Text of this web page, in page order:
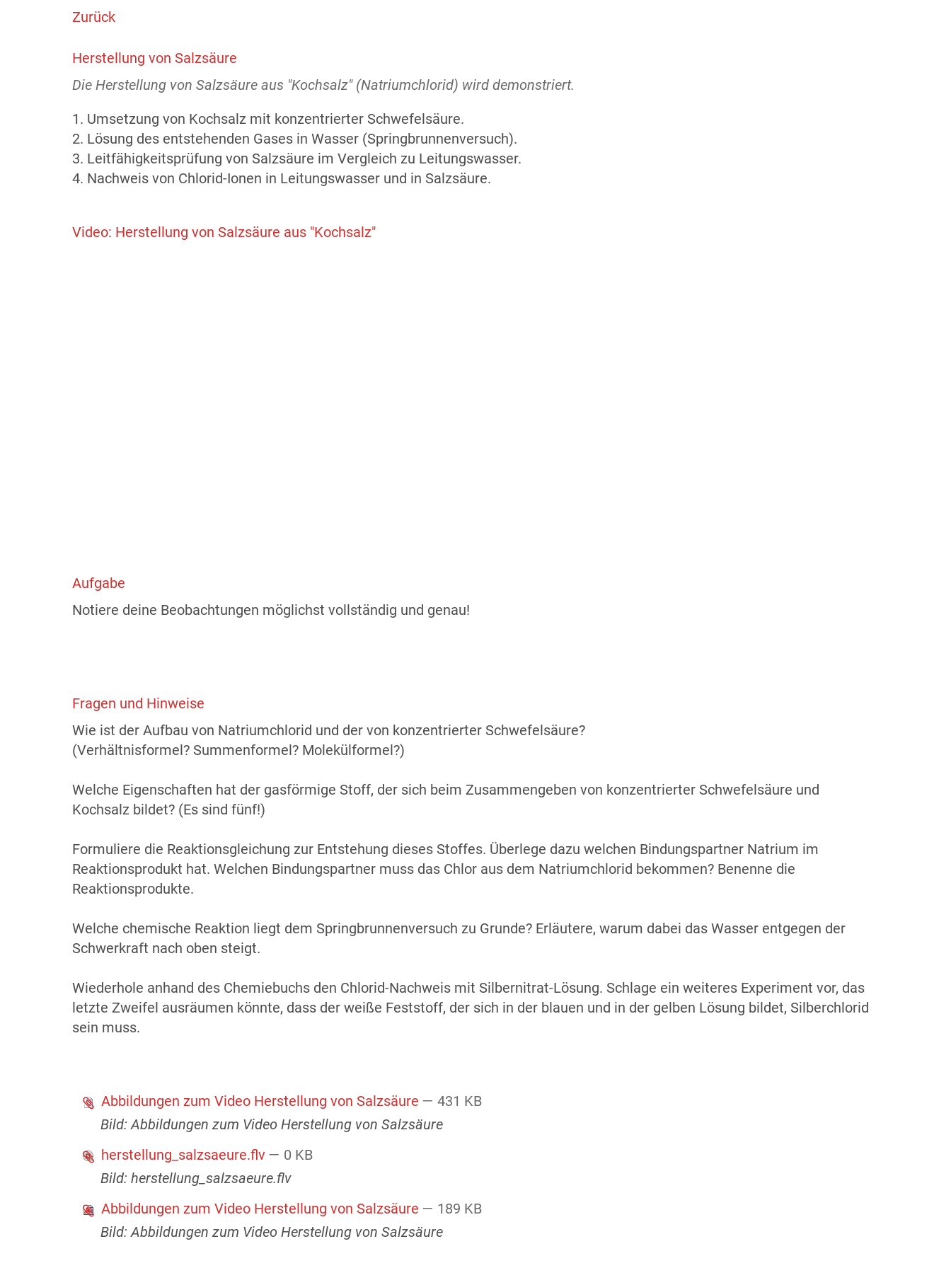
Zurück
Herstellung von Salzsäure
Die Herstellung von Salzsäure aus "Kochsalz" (Natriumchlorid) wird demonstriert.
1. Umsetzung von Kochsalz mit konzentrierter Schwefelsäure.
2. Lösung des entstehenden Gases in Wasser (Springbrunnenversuch).
3. Leitfähigkeitsprüfung von Salzsäure im Vergleich zu Leitungswasser.
4. Nachweis von Chlorid-Ionen in Leitungswasser und in Salzsäure.
Video: Herstellung von Salzsäure aus "Kochsalz"
Aufgabe
Notiere deine Beobachtungen möglichst vollständig und genau!
Fragen und Hinweise
Wie ist der Aufbau von Natriumchlorid und der von konzentrierter Schwefelsäure?
(Verhältnisformel? Summenformel? Molekülformel?)
Welche Eigenschaften hat der gasförmige Stoff, der sich beim Zusammengeben von konzentrierter Schwefelsäure und
Kochsalz bildet? (Es sind fünf!)
Formuliere die Reaktionsgleichung zur Entstehung dieses Stoffes. Überlege dazu welchen Bindungspartner Natrium im
Reaktionsprodukt hat. Welchen Bindungspartner muss das Chlor aus dem Natriumchlorid bekommen? Benenne die
Reaktionsprodukte.
Welche chemische Reaktion liegt dem Springbrunnenversuch zu Grunde? Erläutere, warum dabei das Wasser entgegen der
Schwerkraft nach oben steigt.
Wiederhole anhand des Chemiebuchs den Chlorid-Nachweis mit Silbernitrat-Lösung. Schlage ein weiteres Experiment vor, das
letzte Zweifel ausräumen könnte, dass der weiße Feststoff, der sich in der blauen und in der gelben Lösung bildet, Silberchlorid
sein muss.
Abbildungen zum Video Herstellung von Salzsäure — 431 KB
Bild: Abbildungen zum Video Herstellung von Salzsäure
herstellung_salzsaeure.flv — 0 KB
Bild: herstellung_salzsaeure.flv
Abbildungen zum Video Herstellung von Salzsäure — 189 KB
Bild: Abbildungen zum Video Herstellung von Salzsäure